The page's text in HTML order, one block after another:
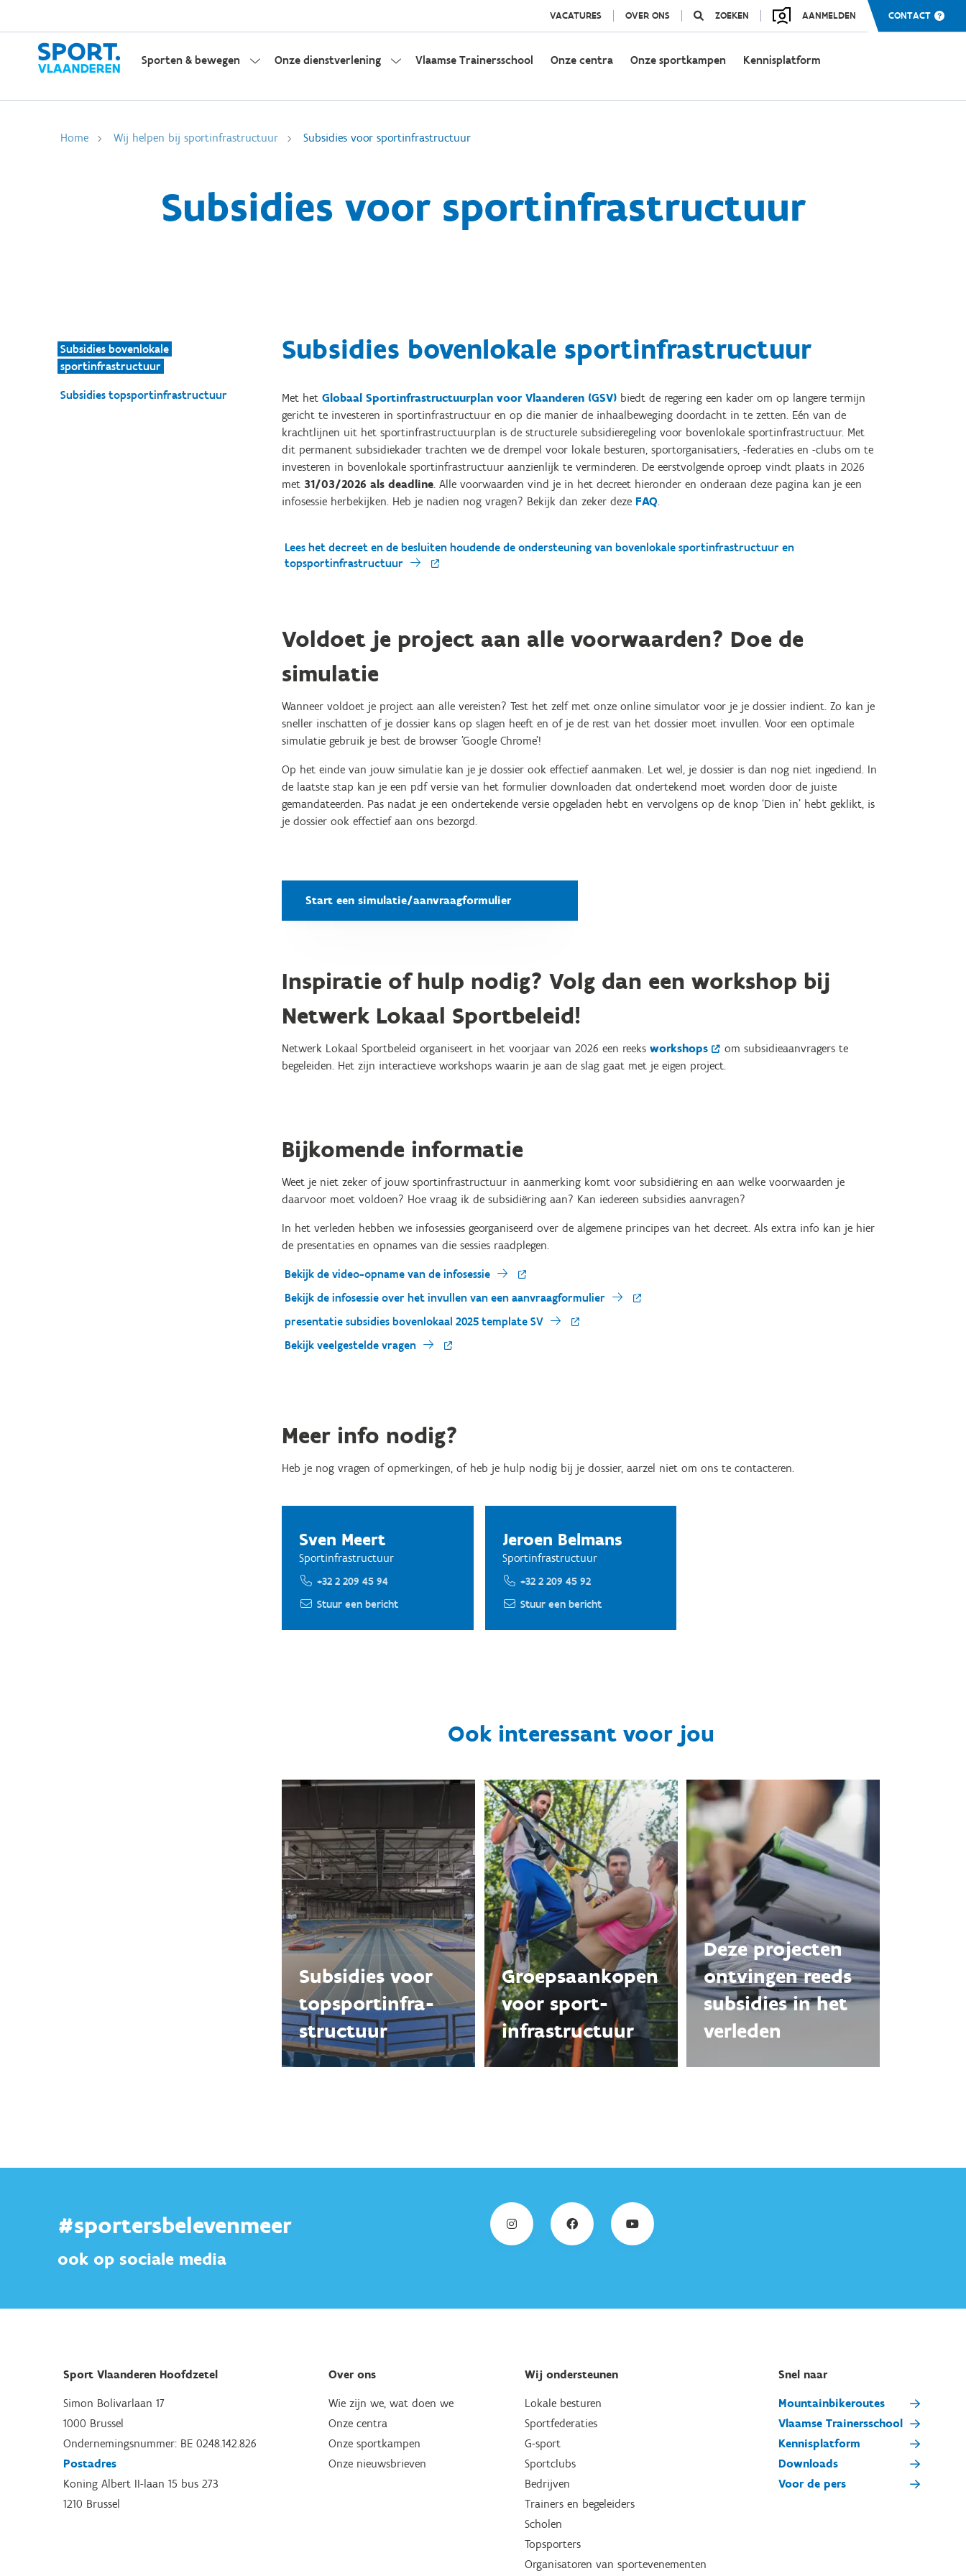
VACATURES OVER ONS ZOEKEN AANMELDEN CONTACT
Sporten & bewegen Onze dienstverlening Vlaamse Trainersschool Onze centra Onze sportkampen Kennisplatform
Home Wij helpen bij sportinfrastructuur Subsidies voor sportinfrastructuur
Subsidies voor sportinfrastructuur
Subsidies bovenlokale
sportinfrastructuur
Subsidies topsportinfrastructuur
Subsidies bovenlokale sportinfrastructuur
Met het Globaal Sportinfrastructuurplan voor Vlaanderen (GSV) biedt de regering een kader om op langere termijn
gericht te investeren in sportinfrastructuur en op die manier de inhaalbeweging doordacht in te zetten. Eén van de
krachtlijnen uit het sportinfrastructuurplan is de structurele subsidieregeling voor bovenlokale sportinfrastructuur. Met
dit permanent subsidiekader trachten we de drempel voor lokale besturen, sportorganisatiers, -federaties en -clubs om te
investeren in bovenlokale sportinfrastructuur aanzienlijk te verminderen. De eerstvolgende oproep vindt plaats in 2026
met 31/03/2026 als deadline. Alle voorwaarden vind je in het decreet hieronder en onderaan deze pagina kan je een
infosessie herbekijken. Heb je nadien nog vragen? Bekijk dan zeker deze FAQ.
Lees het decreet en de besluiten houdende de ondersteuning van bovenlokale sportinfrastructuur en
topsportinfrastructuur
Voldoet je project aan alle voorwaarden? Doe de
simulatie
Wanneer voldoet je project aan alle vereisten? Test het zelf met onze online simulator voor je je dossier indient. Zo kan je
sneller inschatten of je dossier kans op slagen heeft en of je de rest van het dossier moet invullen. Voor een optimale
simulatie gebruik je best de browser 'Google Chrome'!
Op het einde van jouw simulatie kan je je dossier ook effectief aanmaken. Let wel, je dossier is dan nog niet ingediend. In
de laatste stap kan je een pdf versie van het formulier downloaden dat ondertekend moet worden door de juiste
gemandateerden. Pas nadat je een ondertekende versie opgeladen hebt en vervolgens op de knop ‘Dien in’ hebt geklikt, is
je dossier ook effectief aan ons bezorgd.
Start een simulatie/aanvraagformulier
Inspiratie of hulp nodig? Volg dan een workshop bij
Netwerk Lokaal Sportbeleid!
Netwerk Lokaal Sportbeleid organiseert in het voorjaar van 2026 een reeks workshops
om subsidieaanvragers te
begeleiden. Het zijn interactieve workshops waarin je aan de slag gaat met je eigen project.
Bijkomende informatie
Weet je niet zeker of jouw sportinfrastructuur in aanmerking komt voor subsidiëring en aan welke voorwaarden je
daarvoor moet voldoen? Hoe vraag ik de subsidiëring aan? Kan iedereen subsidies aanvragen?
In het verleden hebben we infosessies georganiseerd over de algemene principes van het decreet. Als extra info kan je hier
de presentaties en opnames van die sessies raadplegen.
Bekijk de video-opname van de infosessie
Bekijk de infosessie over het invullen van een aanvraagformulier
presentatie subsidies bovenlokaal 2025 template SV
Bekijk veelgestelde vragen
Meer info nodig?
Heb je nog vragen of opmerkingen, of heb je hulp nodig bij je dossier, aarzel niet om ons te contacteren.
Sven Meert
Sportinfrastructuur
+32 2 209 45 94
Stuur een bericht
Jeroen Belmans
Sportinfrastructuur
+32 2 209 45 92
Stuur een bericht
Ook interessant voor jou
Subsidies voor
topsportinfra­
structuur
Groepsaankopen
voor sport­
infrastructuur
Deze projecten
ontvingen reeds
subsidies in het
verleden
#sportersbelevenmeer
ook op sociale media
Sport Vlaanderen Hoofdzetel
Simon Bolivarlaan 17
1000 Brussel
Ondernemingsnummer: BE 0248.142.826
Postadres
Koning Albert II-laan 15 bus 273
1210 Brussel
Over ons
Wie zijn we, wat doen we
Onze centra
Onze sportkampen
Onze nieuwsbrieven
Wij ondersteunen
Lokale besturen
Sportfederaties
G-sport
Sportclubs
Bedrijven
Trainers en begeleiders
Scholen
Topsporters
Organisatoren van sportevenementen
Snel naar
Mountainbikeroutes
Vlaamse Trainersschool
Kennisplatform
Downloads
Voor de pers